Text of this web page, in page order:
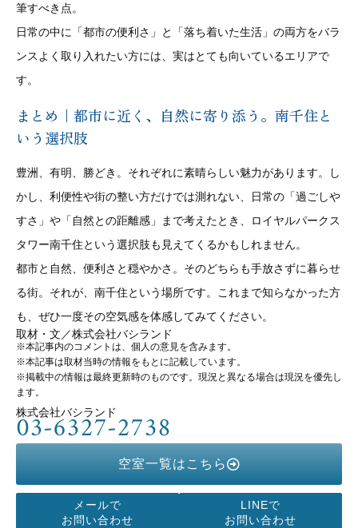
筆すべき点。
日常の中に「都市の便利さ」と「落ち着いた生活」の両方をバラ
ンスよく取り入れたい方には、実はとても向いているエリアで
す。
まとめ｜都市に近く、自然に寄り添う。南千住と
いう選択肢
豊洲、有明、勝どき。それぞれに素晴らしい魅力があります。し
かし、利便性や街の整い方だけでは測れない、日常の「過ごしや
すさ」や「自然との距離感」まで考えたとき、ロイヤルパークス
タワー南千住という選択肢も見えてくるかもしれません。
都市と自然、便利さと穏やかさ。そのどちらも手放さずに暮らせ
る街。それが、南千住という場所です。これまで知らなかった方
も、ぜひ一度その空気感を体感してみてください。
取材・文／株式会社バシランド
※本記事内のコメントは、個人の意見を含みます。
※本記事は取材当時の情報をもとに記載しています。
※掲載中の情報は最終更新時のものです。現況と異なる場合は現況を優先し
ます。
株式会社バシランド
03-6327-2738
空室一覧はこちら
メールで
お問い合わせ
LINEで
お問い合わせ